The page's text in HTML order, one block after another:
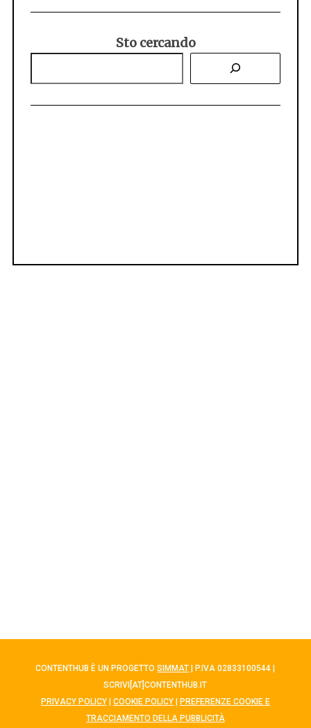
Sto cercando
CONTENTHUB È UN PROGETTOSIMMAT | P.IVA 02833100544 |
SCRIVI[AT]CONTENTHUB.IT
PRIVACY POLICY| COOKIE POLICY|
PREFERENZE COOKIE E
TRACCIAMENTO DELLA PUBBLICITÀ